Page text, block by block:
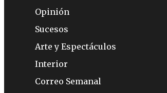
Opinión
Sucesos
Arte y Espectáculos
Interior
Correo Semanal